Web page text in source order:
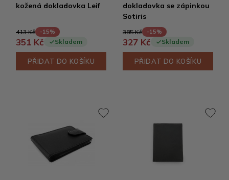
kožená dokladovka Leif
413 Kč -15%
351 Kč Skladem
PŘIDAT DO KOŠÍKU
dokladovka se zápinkou
Sotiris
385 Kč -15%
327 Kč Skladem
PŘIDAT DO KOŠÍKU